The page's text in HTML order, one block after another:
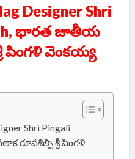
Designer Shri
భారత జాతీయ
పింగళి వెంకయ్య
Shri Pingali
రూపశిల్పి శ్రీ పింగళి